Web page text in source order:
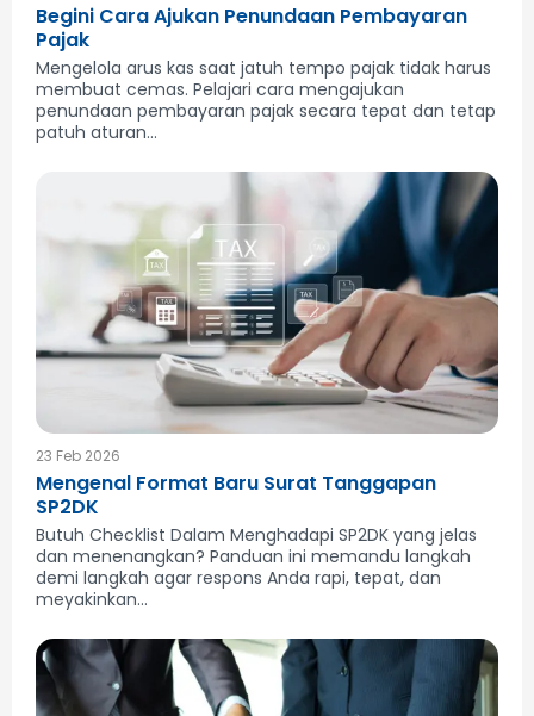
Begini Cara Ajukan Penundaan Pembayaran
Pajak
Mengelola arus kas saat jatuh tempo pajak tidak harus
membuat cemas. Pelajari cara mengajukan
penundaan pembayaran pajak secara tepat dan tetap
patuh aturan...
23 Feb 2026
Mengenal Format Baru Surat Tanggapan
SP2DK
Butuh Checklist Dalam Menghadapi SP2DK yang jelas
dan menenangkan? Panduan ini memandu langkah
demi langkah agar respons Anda rapi, tepat, dan
meyakinkan...